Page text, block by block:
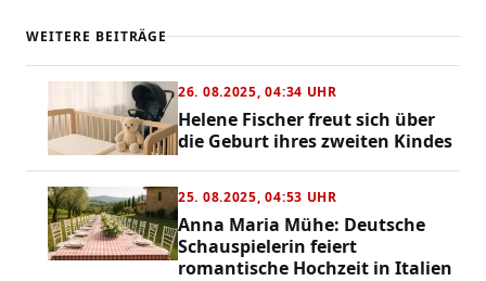
WEITERE BEITRÄGE
26. 08.2025, 04:34 UHR
Helene Fischer freut sich über
die Geburt ihres zweiten Kindes
25. 08.2025, 04:53 UHR
Anna Maria Mühe: Deutsche
Schauspielerin feiert
romantische Hochzeit in Italien